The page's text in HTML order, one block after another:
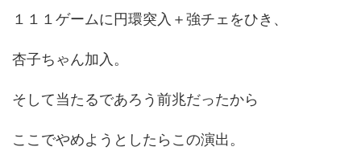
１１１ゲームに円環突入＋強チェをひき、
杏子ちゃん加入。
そして当たるであろう前兆だったから
ここでやめようとしたらこの演出。